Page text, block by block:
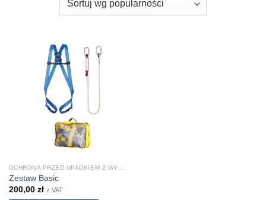
Zestaw Basic
200,00 zł z VAT